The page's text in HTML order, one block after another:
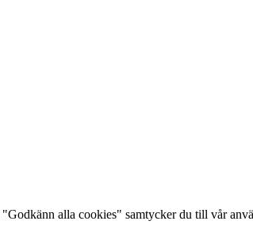
alla cookies" samtycker du till vår